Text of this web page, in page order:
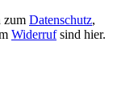
zum Datenschutz,
Widerrufsind hier.